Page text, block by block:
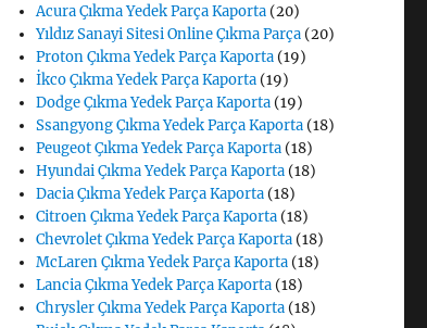
Acura Çıkma Yedek Parça Kaporta (20)
Yıldız Sanayi Sitesi Online Çıkma Parça (20)
Proton Çıkma Yedek Parça Kaporta (19)
İkco Çıkma Yedek Parça Kaporta (19)
Dodge Çıkma Yedek Parça Kaporta (19)
Ssangyong Çıkma Yedek Parça Kaporta (18)
Peugeot Çıkma Yedek Parça Kaporta (18)
Hyundai Çıkma Yedek Parça Kaporta (18)
Dacia Çıkma Yedek Parça Kaporta (18)
Citroen Çıkma Yedek Parça Kaporta (18)
Chevrolet Çıkma Yedek Parça Kaporta (18)
McLaren Çıkma Yedek Parça Kaporta (18)
Lancia Çıkma Yedek Parça Kaporta (18)
Chrysler Çıkma Yedek Parça Kaporta (18)